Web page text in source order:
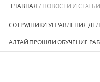
ГЛАВНАЯ / НОВОСТИ И СТАТЬИ
СОТРУДНИКИ УПРАВЛЕНИЯ
АЛТАЙ ПРОШЛИ ОБУЧЕНИЕ